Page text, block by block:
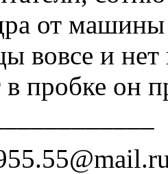
от
вовсе и нет
в пробке он